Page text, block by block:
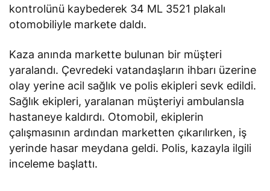
kontrolünü kaybederek 34 ML 3521 plakalı
otomobiliyle markete daldı.
Kaza anında markette bulunan bir müşteri
yaralandı. Çevredeki vatandaşların ihbarı üzerine
olay yerine acil sağlık ve polis ekipleri sevk edildi.
Sağlık ekipleri, yaralanan müşteriyi ambulansla
hastaneye kaldırdı. Otomobil, ekiplerin
çalışmasının ardından marketten çıkarılırken, iş
yerinde hasar meydana geldi. Polis, kazayla ilgili
inceleme başlattı.